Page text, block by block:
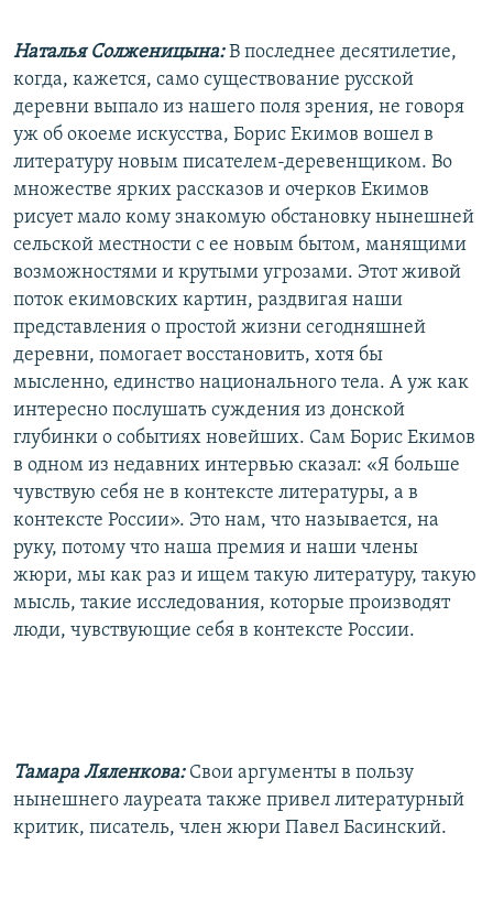
Наталья Солженицына:В последнее десятилетие,
когда, кажется, само существование русской
деревни выпало из нашего поля зрения, не говоря
уж об окоеме искусства, Борис Екимов вошел в
литературу новым писателем-деревенщиком. Во
множестве ярких рассказов и очерков Екимов
рисует мало кому знакомую обстановку нынешней
сельской местности с ее новым бытом, манящими
возможностями и крутыми угрозами. Этот живой
поток екимовских картин, раздвигая наши
представления о простой жизни сегодняшней
деревни, помогает восстановить, хотя бы
мысленно, единство национального тела. А уж как
интересно послушать суждения из донской
глубинки о событиях новейших. Сам Борис Екимов
в одном из недавних интервью сказал: «Я больше
чувствую себя не в контексте литературы, а в
контексте России». Это нам, что называется, на
руку, потому что наша премия и наши члены
жюри, мы как раз и ищем такую литературу, такую
мысль, такие исследования, которые производят
люди, чувствующие себя в контексте России.
Тамара Ляленкова: Свои аргументы в пользу
нынешнего лауреата также привел литературный
критик, писатель, член жюри Павел Басинский.